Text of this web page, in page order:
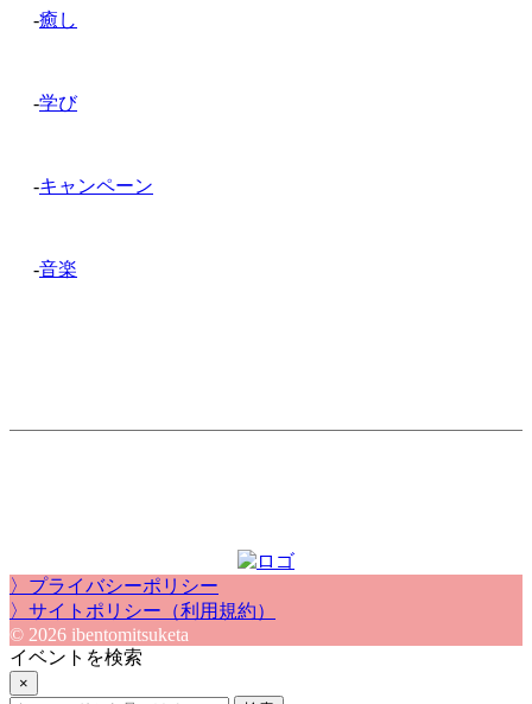
-癒し
-学び
-キャンペーン
-音楽
〉プライバシーポリシー
〉サイトポリシー（利用規約）
© 2026 ibentomitsuketa
イベントを検索
×